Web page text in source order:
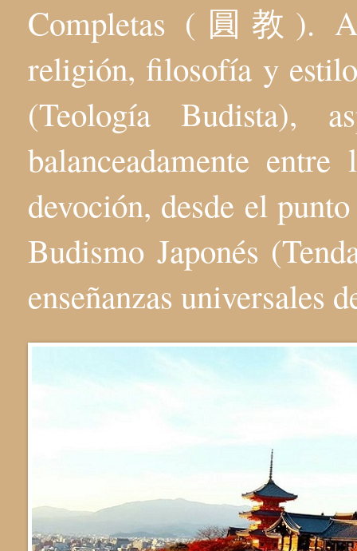
Completas (圓教).
religión, filosofía y
(Teología Budista),
balanceadamente
devoción, desde el
Budismo Japonés
enseñanzas universales